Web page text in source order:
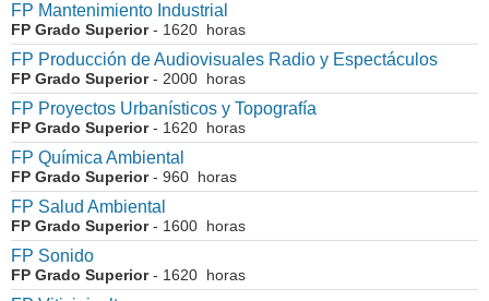
FP Mantenimiento Industrial
FP Grado Superior- 1620 horas
FP Producción de Audiovisuales Radio y Espectáculos
FP Grado Superior- 2000 horas
FP Proyectos Urbanísticos y Topografía
FP Grado Superior- 1620 horas
FP Química Ambiental
FP Grado Superior- 960 horas
FP Salud Ambiental
FP Grado Superior- 1600 horas
FP Sonido
FP Grado Superior- 1620 horas